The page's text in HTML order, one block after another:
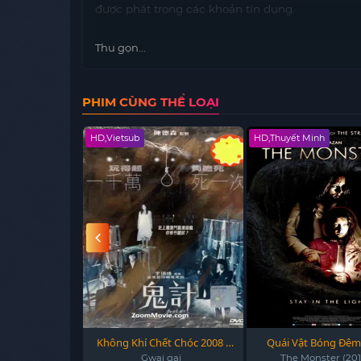
được phát trong các khoản tín dụng.
Thu gọn...
PHIM CÙNG THỂ LOẠI
HD,Vietsub
Không Khí Chết Chóc 2008 -
Gwai gai
HD,Thuyết Minh
Quái Vật Bóng
The Monster